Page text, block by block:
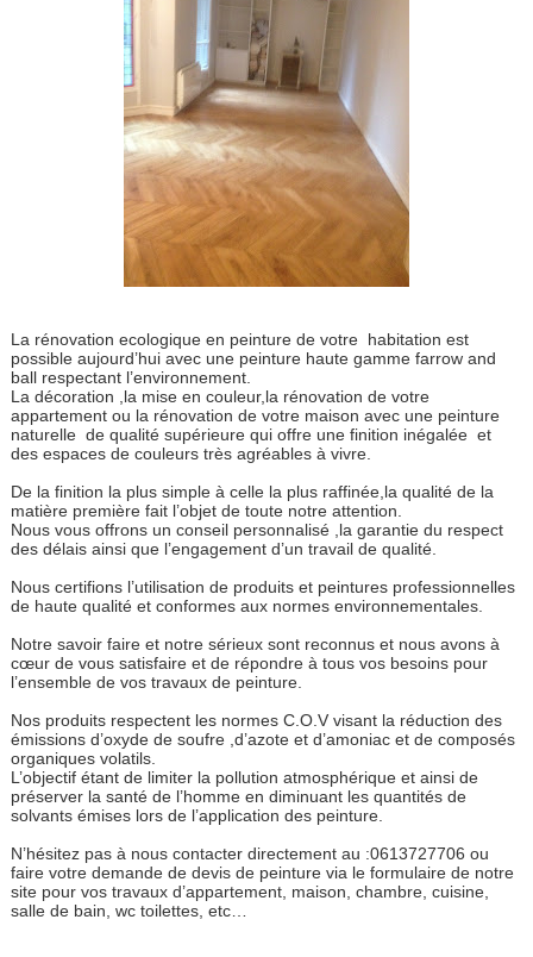
La rénovation ecologique en peinture de votre habitation est
possible aujourd’hui avec une peinture haute gamme farrow and
ball respectant l’environnement.
La décoration ,la mise en couleur,la rénovation de votre
appartement ou la rénovation de votre maison avec une peinture
naturelle de qualité supérieure qui offre une finition inégalée et
des espaces de couleurs très agréables à vivre.
De la finition la plus simple à celle la plus raffinée,la qualité de la
matière première fait l’objet de toute notre attention.
Nous vous offrons un conseil personnalisé ,la garantie du respect
des délais ainsi que l’engagement d’un travail de qualité.
Nous certifions l’utilisation de produits et peintures professionnelles
de haute qualité et conformes aux normes environnementales.
Notre savoir faire et notre sérieux sont reconnus et nous avons à
cœur de vous satisfaire et de répondre à tous vos besoins pour
l’ensemble de vos travaux de peinture.
Nos produits respectent les normes C.O.V visant la réduction des
émissions d’oxyde de soufre ,d’azote et d’amoniac et de composés
organiques volatils.
L’objectif étant de limiter la pollution atmosphérique et ainsi de
préserver la santé de l’homme en diminuant les quantités de
solvants émises lors de l’application des peinture.
N’hésitez pas à nous contacter directement au :0613727706 ou
faire votre demande de devis de peinture via le formulaire de notre
site pour vos travaux d’appartement, maison, chambre, cuisine,
salle de bain, wc toilettes, etc…